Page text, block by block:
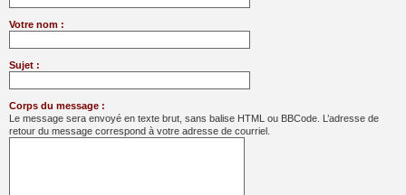
Votre nom :
Sujet :
Corps du message :
Le message sera envoyé en texte brut, sans balise HTML ou BBCode. L’adresse de
retour du message correspond à votre adresse de courriel.